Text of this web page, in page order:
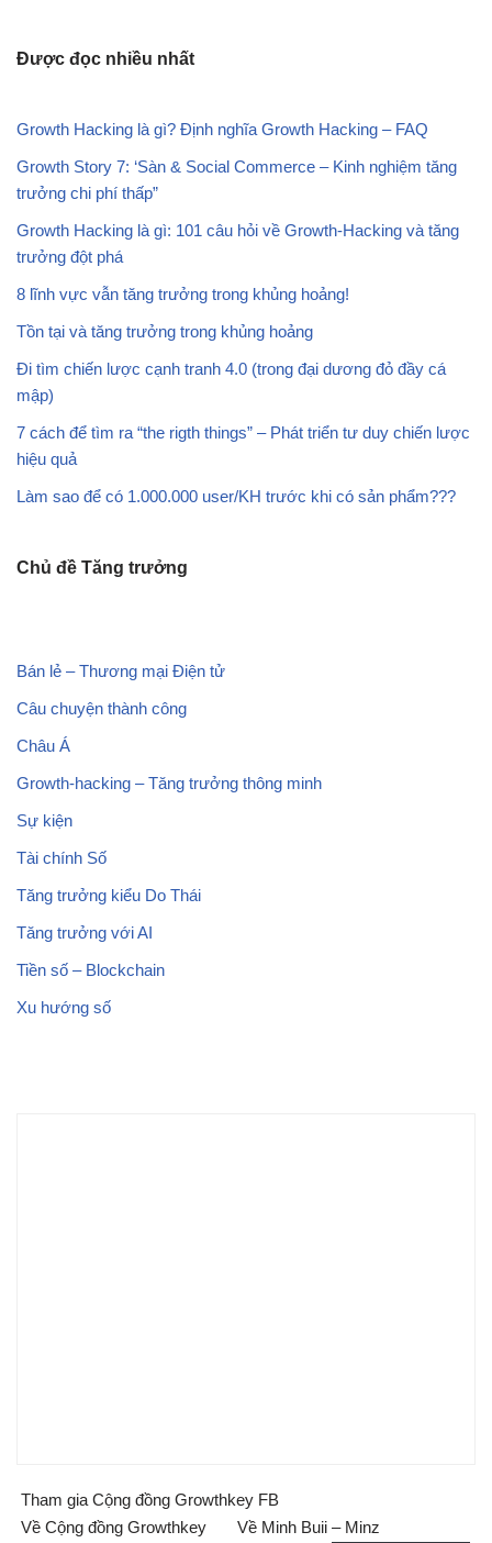
Được đọc nhiều nhất
Growth Hacking là gì? Định nghĩa Growth Hacking – FAQ
Growth Story 7: ‘Sàn & Social Commerce – Kinh nghiệm tăng
trưởng chi phí thấp”
Growth Hacking là gì: 101 câu hỏi về Growth-Hacking và tăng
trưởng đột phá
8 lĩnh vực vẫn tăng trưởng trong khủng hoảng!
Tồn tại và tăng trưởng trong khủng hoảng
Đi tìm chiến lược cạnh tranh 4.0 (trong đại dương đỏ đầy cá
mập)
7 cách để tìm ra “the rigth things” – Phát triển tư duy chiến lược
hiệu quả
Làm sao để có 1.000.000 user/KH trước khi có sản phẩm???
Chủ đề Tăng trưởng
Bán lẻ – Thương mại Điện tử
Câu chuyện thành công
Châu Á
Growth-hacking – Tăng trưởng thông minh
Sự kiện
Tài chính Số
Tăng trưởng kiểu Do Thái
Tăng trưởng với AI
Tiền số – Blockchain
Xu hướng số
Tham gia Cộng đồng Growthkey FB
Về Cộng đồng Growthkey
Về Minh Buii – Minz